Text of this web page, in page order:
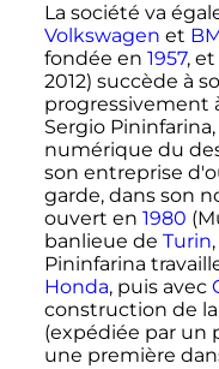
La société va
Volkswagen et
fondée en 1957, et
2012) succède à
progressivement
Sergio
numérique du
son entreprise
garde, dans son
ouvert en 1980
banlieue de Turin
Pininfarina
Honda, puis avec
construction de
(expédiée par un
une première